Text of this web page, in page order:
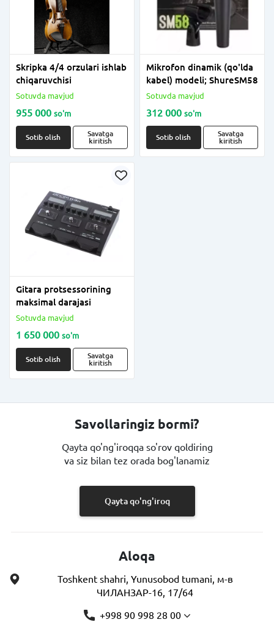
Skripka 4/4 orzulari ishlab
chiqaruvchisi
Sotuvda mavjud
955 000 so'm
Sotib olish
Savatga
kiritish
Mikrofon dinamik (qo'lda
kabel) modeli; ShureSM58
Sotuvda mavjud
312 000 so'm
Sotib olish
Savatga
kiritish
Gitara protsessorining
maksimal darajasi
Sotuvda mavjud
1 650 000 so'm
Sotib olish
Savatga
kiritish
Savollaringiz bormi?
Qayta qo'ng'iroqqa so'rov qoldiring
va siz bilan tez orada bog'lanamiz
Qayta qo'ng'iroq
Aloqa
Toshkent shahri, Yunusobod tumani, м-в
ЧИЛАНЗАР-16, 17/64
+998 90 998 28 00